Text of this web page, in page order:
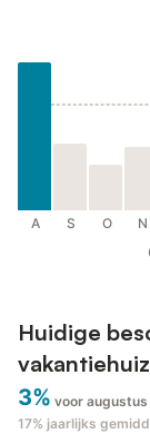
A S O N
Huidige
3% voor augustus
17% jaarlijks